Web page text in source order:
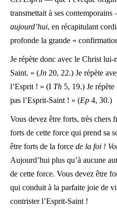
transmettait à ses
aujourd’hui, en récapitulant
profonde la grande «
Je répète donc avec le Christ lui-
Saint. » (Jn 20, 22.) Je répète
l’Esprit ! » (I Th 5, 19.) Je
pas l’Esprit-Saint ! » (Ep 4, 30.)
Vous devez être forts, très chers
forts de cette force qui prend sa
être forts de la force de la foi !
Aujourd’hui plus qu’à aucune
de cette force. Vous devez être
qui conduit à la parfaite joie de
contrister l’Esprit-Saint !